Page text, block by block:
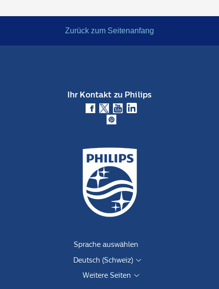
Zurück zum Seitenanfang
Ihr Kontakt zu Philips
Sprache auswählen
Deutsch (Schweiz)
Weitere Seiten